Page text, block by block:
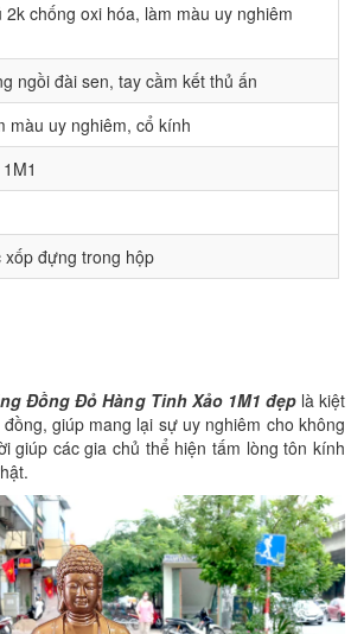
2k chống oxi hóa, làm màu uy nghiêm
ngồi đài sen, tay cầm kết thủ ấn
màu uy nghiêm, cổ kính
xốp đựng trong hộp
Đồng Đỏ Hàng Tinh Xảo 1M1 đẹplà kiệt
giúp mang lại sự uy nghiêm cho không
giúp các gia chủ thể hiện tấm lòng tôn kính